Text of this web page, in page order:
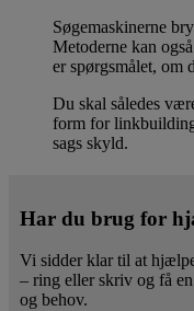
Søgemaskinerne
Metoderne kan
er spørgsmålet, om
Du skal således
form for
sags skyld.
Har du brug for
Vi sidder klar til at
– ring eller skriv og få
og behov.